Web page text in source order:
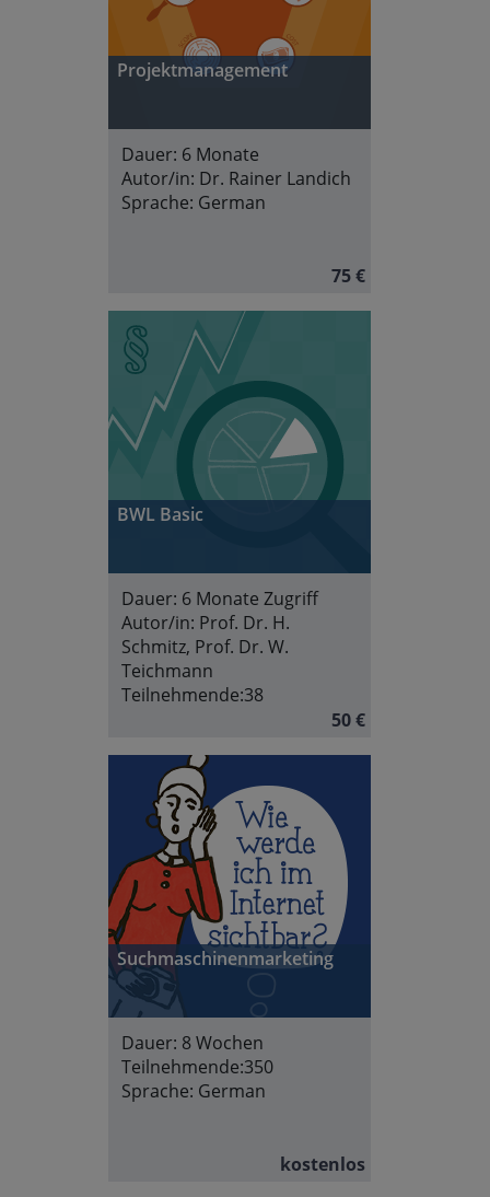
Projektmanagement
Dauer: 6 Monate
Autor/in: Dr. Rainer Landich
Sprache: German
75 €
BWL Basic
Dauer: 6 Monate Zugriff
Autor/in: Prof. Dr. H.
Schmitz, Prof. Dr. W.
Teichmann
Teilnehmende:38
50 €
Suchmaschinenmarketing
Dauer: 8 Wochen
Teilnehmende:350
Sprache: German
kostenlos